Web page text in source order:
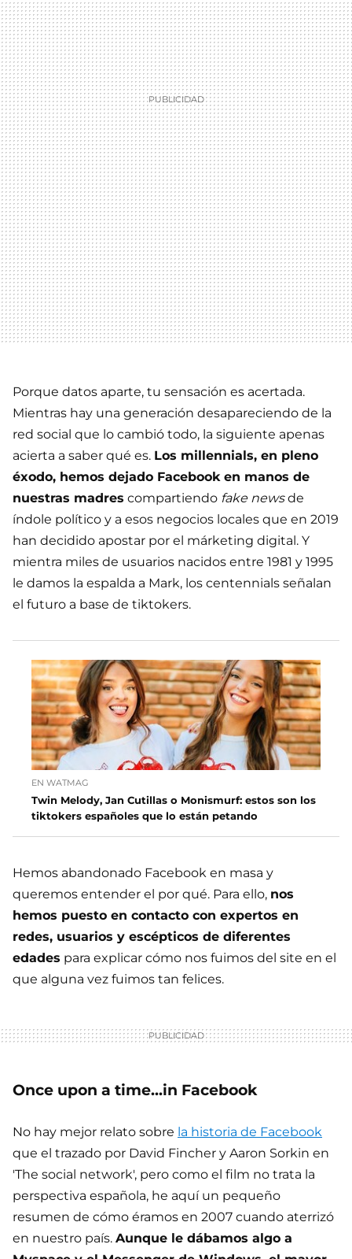
Porque datos aparte, tu sensación es acertada.
Mientras hay una generación desapareciendo de la
red social que lo cambió todo, la siguiente apenas
acierta a saber qué es. Los millennials, en pleno
éxodo, hemos dejado Facebook en manos de
nuestras madres compartiendo fake newsde
índole político y a esos negocios locales que en 2019
han decidido apostar por el márketing digital. Y
mientra miles de usuarios nacidos entre 1981 y 1995
le damos la espalda a Mark, los centennials señalan
el futuro a base de tiktokers.
EN WATMAG
Twin Melody, Jan Cutillas o Monismurf: estos son los
tiktokers españoles que lo están petando
Hemos abandonado Facebook en masa y
queremos entender el por qué. Para ello, nos
hemos puesto en contacto con expertos en
redes, usuarios y escépticos de diferentes
edades para explicar cómo nos fuimos del site en el
que alguna vez fuimos tan felices.
Once upon a time...in Facebook
No hay mejor relato sobre la historia de Facebook
que el trazado por David Fincher y Aaron Sorkin en
'The social network', pero como el film no trata la
perspectiva española, he aquí un pequeño
resumen de cómo éramos en 2007 cuando aterrizó
en nuestro país. Aunque le dábamos algo a